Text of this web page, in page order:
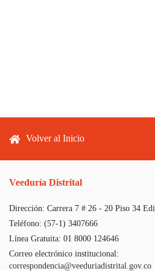
Footer menu
Volver al Inicio
Veeduría Distrital
Dirección: Carrera 7 # 26 - 20 Piso 34
Teléfono: (57-1) 3407666
Línea Gratuita: 01 8000 124646
Correo electrónico institucional:
correspondencia@veeduriadistrital.gov.co